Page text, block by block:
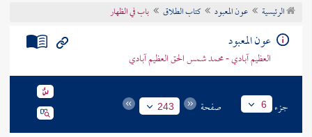
تراجم الأعلام
الرئيسية عون المعبود كتاب الطلاق باب في الظهار
عون المعبود
العظيم آبادي - محمد شمس الحق العظيم آبادي
جزء 6 صفحة 243